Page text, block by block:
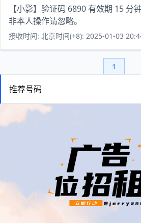
【小影】验证码 6890 有效期 15 分
非本人操作请忽略。
接收时间: 北京时间(+8): 2025-01-03
1
推荐号码